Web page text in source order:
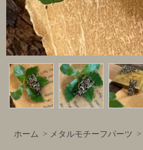
ホーム > メタルモチーフパーツ >